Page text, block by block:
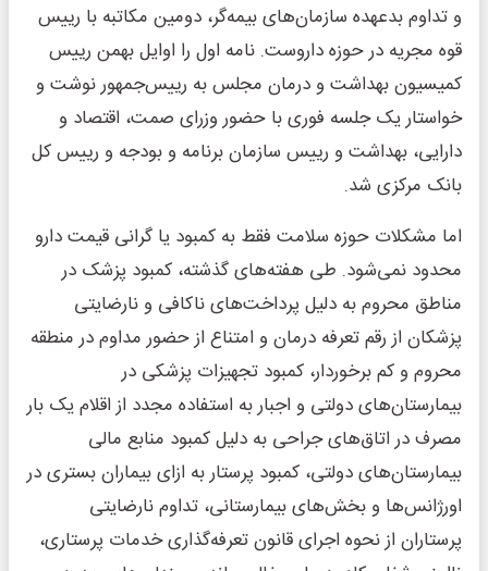
و تداوم بدعهده سازمان‌های بیمه‌گر، دومین مکاتبه با رییس
قوه مجریه در حوزه داروست. نامه اول را اوایل بهمن رییس
کمیسیون بهداشت و درمان مجلس به رییس‌جمهور نوشت و
خواستار یک جلسه فوری با حضور وزرای صمت، اقتصاد و
دارایی، بهداشت و رییس سازمان برنامه و بودجه و رییس کل
بانک مرکزی شد.
اما مشکلات حوزه سلامت فقط به کمبود یا گرانی قیمت دارو
محدود نمی‌شود. طی هفته‌های گذشته، کمبود پزشک در
مناطق محروم به دلیل پرداخت‌های ناکافی و نارضایتی
پزشکان از رقم تعرفه درمان و امتناع از حضور مداوم در منطقه
محروم و کم برخوردار، کمبود تجهیزات پزشکی در
بیمارستان‌های دولتی و اجبار به استفاده مجدد از اقلام یک بار
مصرف در اتاق‌های جراحی به دلیل کمبود منابع مالی
بیمارستان‌های دولتی، کمبود پرستار به ازای بیماران بستری در
اورژانس‌ها و بخش‌های بیمارستانی، تداوم نارضایتی
پرستاران از نحوه اجرای قانون تعرفه‌گذاری خدمات پرستاری،